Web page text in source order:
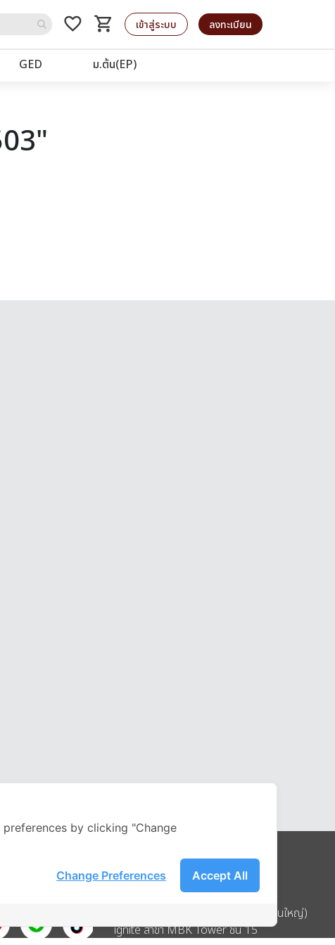
favorite_border shopping_cart
รถเข็น เข้าสู่ระบบ ลงทะเบียน
GED ม.ต้น(EP)
Address
บริษัท อิกไนท์ เอ สตาร์ จำกัด (สำนักงานใหญ่)
ignite สาขา MBK Tower ชั้น 15
by clicking "Change
Accept All
Change Preferences